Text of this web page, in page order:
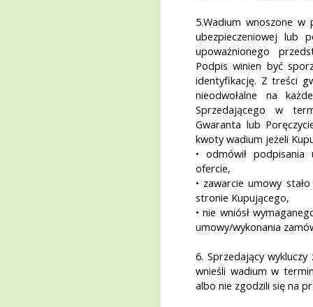
5.Wadium wnoszone
ubezpieczeniowej lub
upoważnionego
Podpis winien być
identyfikację. Z treści
nieodwołalne na
Sprzedającego w
Gwaranta lub
kwoty wadium jeżeli
• odmówił
ofercie,
• zawarcie umowy
stronie Kupującego,
• nie wniósł
umowy/wykonania
6. Sprzedający
wnieśli wadium w
albo nie zgodzili się na